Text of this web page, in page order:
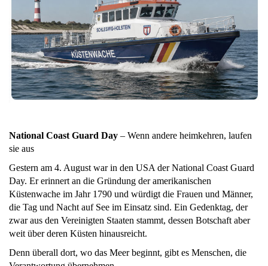
National Coast Guard Day – Wenn andere heimkehren, laufen
sie aus
Gestern am 4. August war in den USA der National Coast Guard
Day. Er erinnert an die Gründung der amerikanischen
Küstenwache im Jahr 1790 und würdigt die Frauen und Männer,
die Tag und Nacht auf See im Einsatz sind. Ein Gedenktag, der
zwar aus den Vereinigten Staaten stammt, dessen Botschaft aber
weit über deren Küsten hinausreicht.
Denn überall dort, wo das Meer beginnt, gibt es Menschen, die